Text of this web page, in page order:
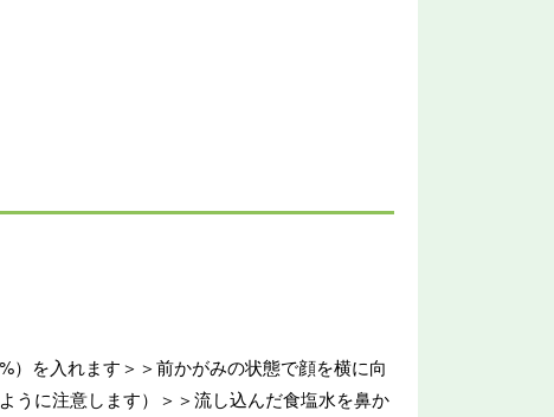
）を入れます＞＞前かがみの状態で顔を横に向
うに注意します）＞＞流し込んだ食塩水を鼻か